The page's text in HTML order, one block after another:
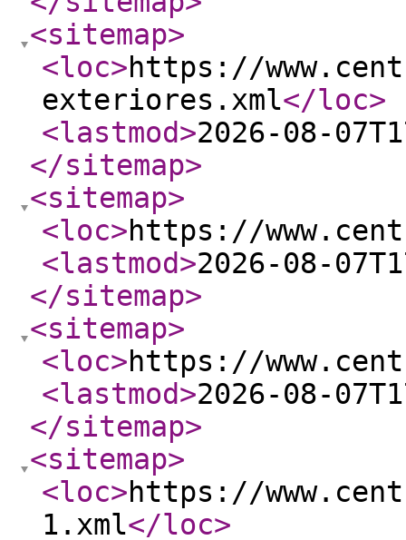
<sitemap>
<loc>https://
exteriores.xml</loc>
<lastmod>2026-08-
</sitemap>
<sitemap>
<loc>https://
<lastmod>2026-08-
</sitemap>
<sitemap>
<loc>https://
<lastmod>2026-08-
</sitemap>
<sitemap>
<loc>https://
1.xml</loc>